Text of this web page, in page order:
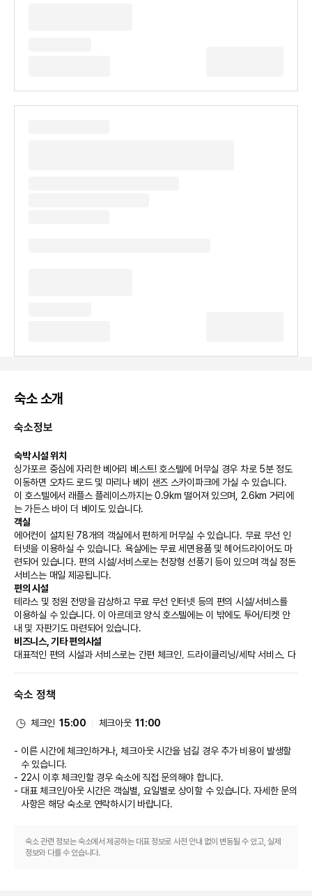
숙소 소개
숙소정보
숙박 시설 위치
싱가포르 중심에 자리한 베어리 베스트! 호스텔에 머무실 경우 차로 5분 정도
이동하면 오차드 로드 및 마리나 베이 샌즈 스카이파크에 가실 수 있습니다.
이 호스텔에서 래플스 플레이스까지는 0.9km 떨어져 있으며, 2.6km 거리에
는 가든스 바이 더 베이도 있습니다.
객실
에어컨이 설치된 78개의 객실에서 편하게 머무실 수 있습니다. 무료 무선 인
터넷을 이용하실 수 있습니다. 욕실에는 무료 세면용품 및 헤어드라이어도 마
련되어 있습니다. 편의 시설/서비스로는 천장형 선풍기 등이 있으며 객실 정돈
서비스는 매일 제공됩니다.
편의 시설
테라스 및 정원 전망을 감상하고 무료 무선 인터넷 등의 편의 시설/서비스를
이용하실 수 있습니다. 이 아르데코 양식 호스텔에는 이 밖에도 투어/티켓 안
내 및 자판기도 마련되어 있습니다.
비즈니스, 기타 편의시설
대표적인 편의 시설과 서비스로는 간편 체크인, 드라이클리닝/세탁 서비스, 다
숙소 정책
체크인 15:00 체크아웃 11:00
이른 시간에 체크인하거나, 체크아웃 시간을 넘길 경우 추가 비용이 발생할
수 있습니다.
22시 이후 체크인할 경우 숙소에 직접 문의해야 합니다.
대표 체크인/아웃 시간은 객실별, 요일별로 상이할 수 있습니다. 자세한 문의
사항은 해당 숙소로 연락하시기 바랍니다.
숙소 관련 정보는 숙소에서 제공하는 대표 정보로 사전 안내 없이 변동될 수 있고, 실제
정보와 다를 수 있습니다.